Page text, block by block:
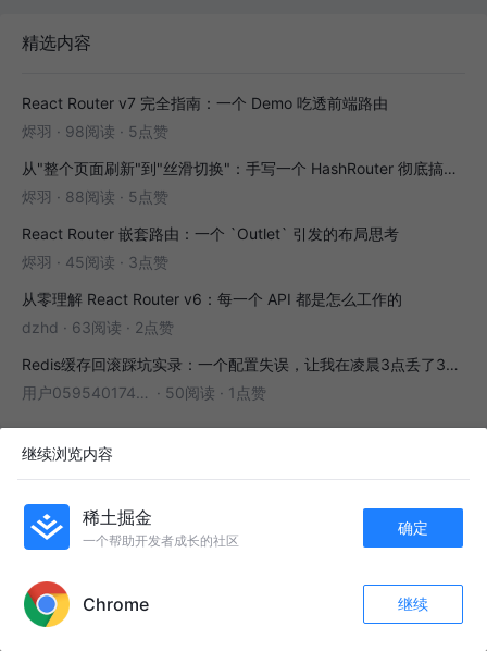
237
精选内容
React Router v7 完全指南：一个 Demo 吃透前端路由
烬羽 · 98阅读 · 5点赞
从"整个页面刷新"到"丝滑切换"：手写一个 HashRouter 彻底搞懂前端路由
烬羽 · 88阅读 · 5点赞
React Router 嵌套路由：一个 `Outlet` 引发的布局思考
烬羽 · 45阅读 · 3点赞
从零理解 React Router v6：每一个 API 都是怎么工作的
dzhd · 63阅读 · 2点赞
Redis缓存回滚踩坑实录：一个配置失误，让我在凌晨3点丢了3000条数据
用户05954017446 · 50阅读 · 1点赞
为你推荐
JSBridge的原理
小白必看，JSBridge 初探
继续浏览内容
稀土掘金
一个帮助开发者成长的社区
确定
Chrome 继续